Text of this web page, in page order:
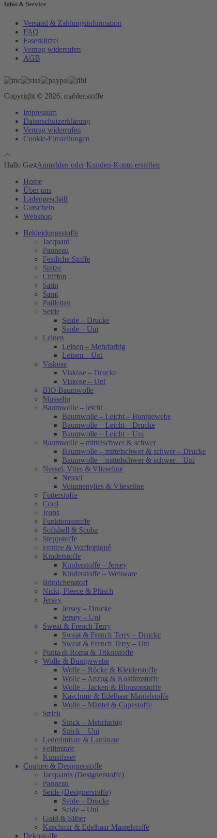
Infos & Service
Versand & Zahlungsinformation
FAQ
Faserkürzel
Vertrag widerrufen
AGB
Copyright © 2026, mahler.stoffe
Impressum
Datenschutzerklärung
Vertrag widerrufen
Cookie-Einstellungen
Hallo GastAnmelden oder Kunden-Konto erstellen
Home
Über uns
Ladengeschäft
Gutschein
Webshop
Bekleidungsstoffe
Jacquard
Panneau
Festliche Stoffe
Spitze
Chiffon
Satin
Samt
Pailletten
Seide
Seide – Drucke
Seide – Uni
Leinen
Leinen – Mehrfarbig
Leinen – Uni
Viskose
Viskose – Drucke
Viskose – Uni
BIO Baumwolle
Musselin
Baumwolle – leicht
Baumwolle – Leicht – Buntgewebe
Baumwolle – Leicht – Drucke
Baumwolle – Leicht – Uni
Baumwolle – mittelschwer & schwer
Baumwolle – mittelschwer & schwer – Drucke
Baumwolle – mittelschwer & schwer – Uni
Nessel, Vlies & Vlieseline
Nessel
Volumenvlies & Vlieseline
Futterstoffe
Cord
Jeans
Funktionsstoffe
Softshell & Scuba
Steppstoffe
Frottee & Waffelpiqué
Kinderstoffe
Kinderstoffe – Jersey
Kinderstoffe – Webware
Bündchenstoff
Nicki, Fleece & Plüsch
Jersey
Jersey – Drucke
Jersey – Uni
Sweat & French Terry
Sweat & French Terry – Drucke
Sweat & French Terry – Uni
Punta di Roma & Trikotstoffe
Wolle & Buntgewebe
Wolle – Röcke & Kleiderstoffe
Wolle – Anzug & Kostümstoffe
Wolle – Jacken & Blousonstoffe
Kaschmir & Edelhaar Mantelstoffe
Wolle – Mäntel & Capestoffe
Strick
Strick – Mehrfarbig
Strick – Uni
Lederimitate & Laminate
Fellimitate
Kunstfaser
Couture & Designerstoffe
Jacquards (Designerstoffe)
Panneau
Seide (Designerstoffe)
Seide – Drucke
Seide – Uni
Gold & Silber
Kaschmir & Edelhaar Mantelstoffe
Dekostoffe